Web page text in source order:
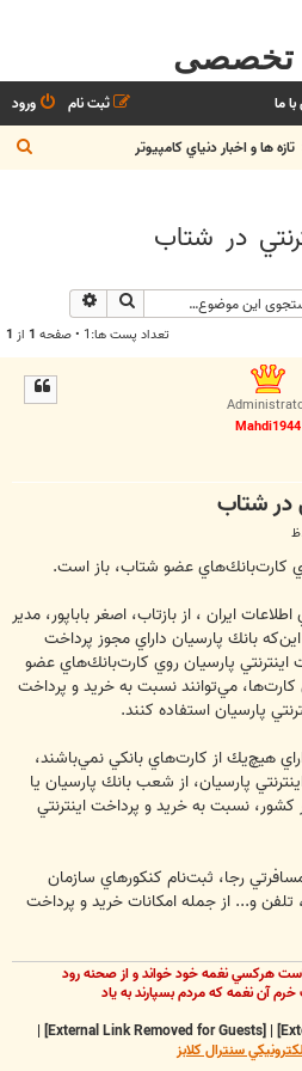
تخصصی
ما ورود
ثبت نام
تازه ها و اخبار دنياي کامپيوتر
س
در شتاب
جستجو
تعداد پست ها:1 • صفحه 1 از 1
Mahdi1944
در شتاب
كارت‌بانك‌هاي عضو شتاب، باز است.
ايران ، از بازتاب، اصغر باباپور، مدير
بانك پارسيان داراي مجوز پرداخت
اينترنتي پارسيان روي كارت‌بانك‌هاي عضو
كارت‌ها، مي‌توانند نسبت به خريد و پرداخت
پارسيان استفاده كنند.
هيچ‌يك از كارت‌هاي بانكي نمي‌باشند،
پارسيان، از شعب بانك پارسيان يا
نسبت به خريد و پرداخت اينترنتي
رجا، ثبت‌نام كنكورهاي سازمان
و... از جمله امكانات خريد و پرداخت
هرکسي نغمه خود خواند و از صحنه رود
آن نغمه که مردم بسپارند به ياد
|
[External Link Removed for Guests]
|
سنترال کلابز